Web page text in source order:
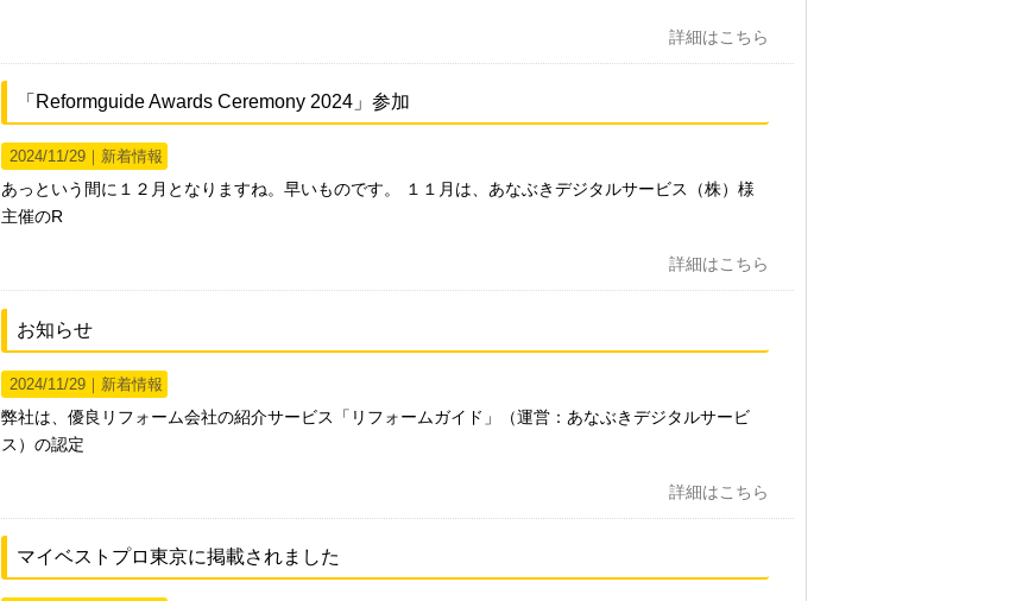
詳細はこちら
「Reformguide Awards Ceremony 2024」参加
2024/11/29｜ 新着情報
あっという間に１２月となりますね。早いものです。 １１月は、あなぶきデジタルサービス（株）様
主催のR
詳細はこちら
お知らせ
2024/11/29｜ 新着情報
弊社は、優良リフォーム会社の紹介サービス「リフォームガイド」（運営：あなぶきデジタルサービ
ス）の認定
詳細はこちら
マイベストプロ東京に掲載されました